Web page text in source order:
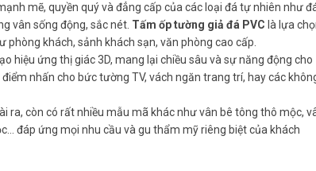
mẽ, quyền quý và đẳng cấp của các loại đá tự nhiên như
vân sống động, sắc nét. Tấm ốp tường giả đá PVC là lựa
khách, sảnh khách sạn, văn phòng cao cấp.
hiệu ứng thị giác 3D, mang lại chiều sâu và sự năng động cho
nhấn cho bức tường TV, vách ngăn trang trí, hay các
ra, còn có rất nhiều mẫu mã khác như vân bê tông thô mộc,
đáp ứng mọi nhu cầu và gu thẩm mỹ riêng biệt của khách